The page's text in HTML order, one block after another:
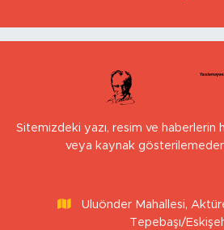
Sitemizdeki yazı, resim ve haberlerin
veya kaynak gösterilemeden
Uluönder Mahallesi,
Tepebaşı/